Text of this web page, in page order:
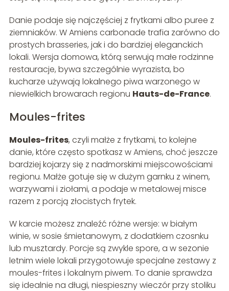
Danie podaje się najczęściej z frytkami albo puree z
ziemniaków. W Amiens carbonade trafia zarówno do
prostych brasseries, jak i do bardziej eleganckich
lokali. Wersja domowa, którą serwują małe rodzinne
restauracje, bywa szczególnie wyrazista, bo
kucharze używają lokalnego piwa warzonego w
niewielkich browarach regionu Hauts-de-France.
Moules-frites
Moules-frites, czyli małże z frytkami, to kolejne
danie, które często spotkasz w Amiens, choć jeszcze
bardziej kojarzy się z nadmorskimi miejscowościami
regionu. Małże gotuje się w dużym garnku z winem,
warzywami i ziołami, a podaje w metalowej misce
razem z porcją złocistych frytek.
W karcie możesz znaleźć różne wersje: w białym
winie, w sosie śmietanowym, z dodatkiem czosnku
lub musztardy. Porcje są zwykle spore, a w sezonie
letnim wiele lokali przygotowuje specjalne zestawy z
moules-frites i lokalnym piwem. To danie sprawdza
się idealnie na długi, niespieszny wieczór przy stoliku